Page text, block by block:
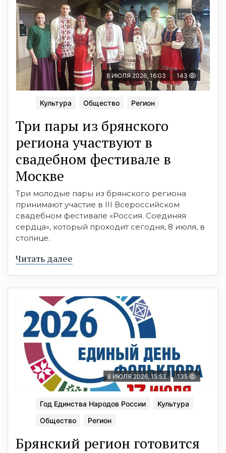
8 ИЮЛЯ 2026, 16:03 143
Культура Общество Регион
Три пары из брянского
региона участвуют в
свадебном фестивале в
Москве
Три молодые пары из брянского региона
принимают участие в III Всероссийском
свадебном фестивале «Россия. Соединяя
сердца», который проходит сегодня, 8 июля, в
столице.
Читать далее
8 ИЮЛЯ 2026, 15:53 135
Год Единства Народов России
Культура
Общество
Регион
Брянский регион готовится